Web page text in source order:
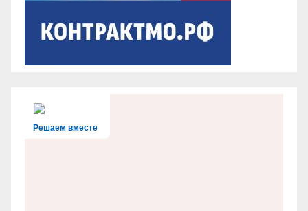
Решаем вместе